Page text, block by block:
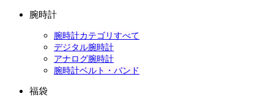
腕時計
腕時計カテゴリすべて
デジタル腕時計
アナログ腕時計
腕時計ベルト・バンド
福袋